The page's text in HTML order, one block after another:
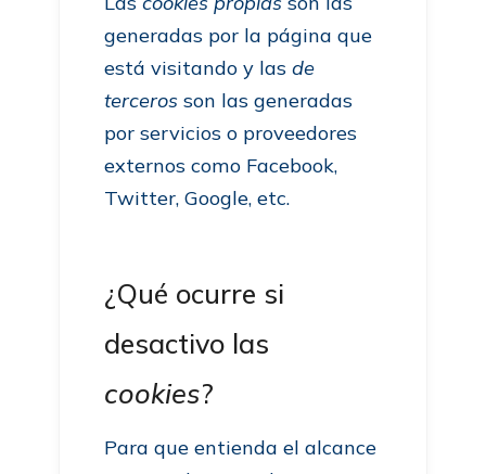
generadas por la página que
está visitando y lasde
terceros son las generadas
por servicios o proveedores
externos como Facebook,
Twitter, Google, etc.
¿Qué ocurre si
desactivo las
cookies?
Para que entienda el alcance